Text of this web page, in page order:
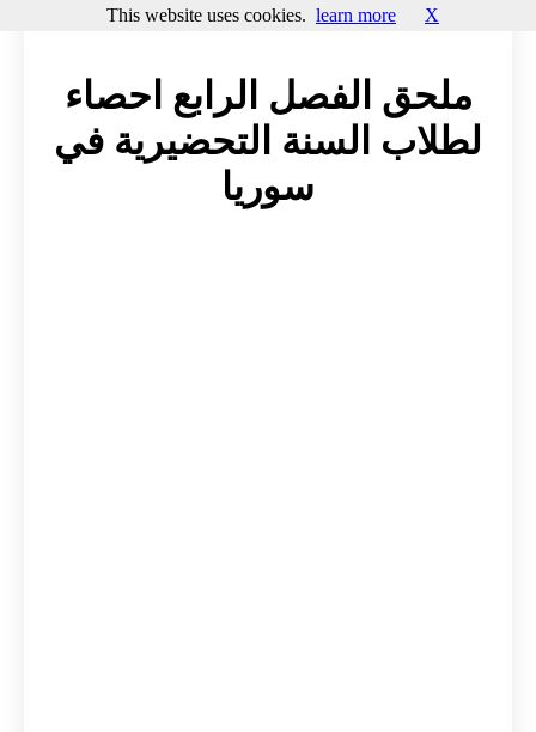
ملحق الفصل الرابع احصاء
لطلاب السنة التحضيرية في
سوريا
This website uses cookies. learn more X